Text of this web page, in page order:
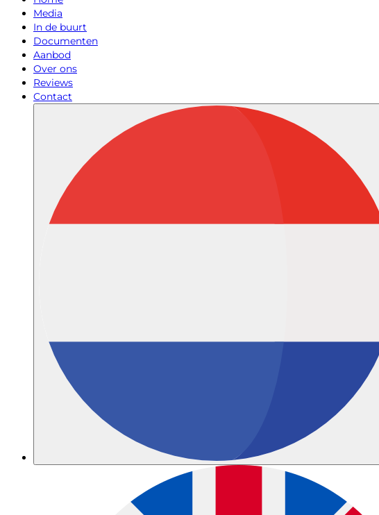
Media
In de buurt
Documenten
Aanbod
Over ons
Reviews
Contact